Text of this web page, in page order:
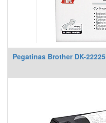
Pegatinas Brother DK-22225